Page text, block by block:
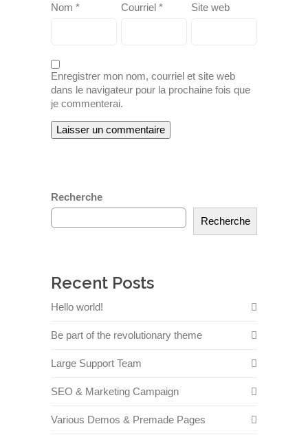
Nom * Courriel * Site web
Enregistrer mon nom, courriel et site web
dans le navigateur pour la prochaine fois que
je commenterai.
Recherche
Recherche
Recent Posts
Hello world!
Be part of the revolutionary theme
Large Support Team
SEO & Marketing Campaign
Various Demos & Premade Pages